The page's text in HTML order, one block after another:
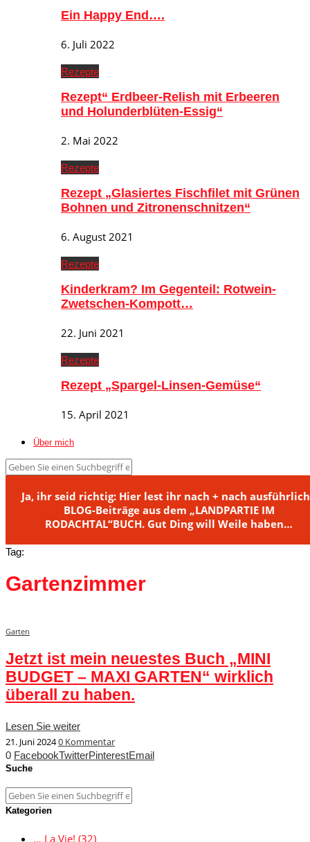
Ein Happy End….
6. Juli 2022
Rezepte
Rezept“ Erdbeer-Relish mit Erbeeren
und Holunderblüten-Essig“
2. Mai 2022
Rezepte
Rezept „Glasiertes Fischfilet mit Grünen
Bohnen und Zitronenschnitzen“
6. August 2021
Rezepte
Kinderkram? Im Gegenteil: Rotwein-
Zwetschen-Kompott…
22. Juni 2021
Rezepte
Rezept „Spargel-Linsen-Gemüse“
15. April 2021
Über mich
Ja, ihr seid richtig: Hier lest ihr nach + nach
BLOG-Beiträge aus dem „LANDPARTIE IM
RODACHTAL“BUCH. Gut Ding will Weile haben…
Tag:
Gartenzimmer
Garten
Jetzt ist mein neuestes Buch „MINI
BUDGET – MAXI GARTEN“ wirklich
überall zu haben.
Lesen Sie weiter
21. Juni 20240 Kommentar
0 FacebookTwitterPinterestEmail
Suche
Kategorien
… La Vie! (32)